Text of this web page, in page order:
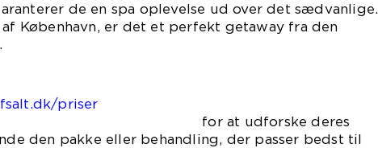
de en spa oplevelse ud over det sædvanlige.
København, er det et perfekt getaway fra den
priser
deres
den pakke eller behandling, der passer bedst til